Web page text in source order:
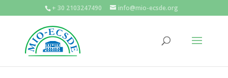
+ 30 2103247490 info@mio-ecsde.org